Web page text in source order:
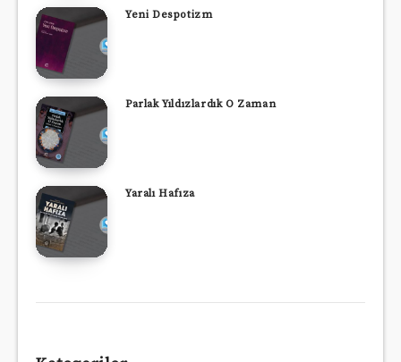
Yeni Despotizm
Parlak Yıldızlardık O Zaman
Yaralı Hafıza